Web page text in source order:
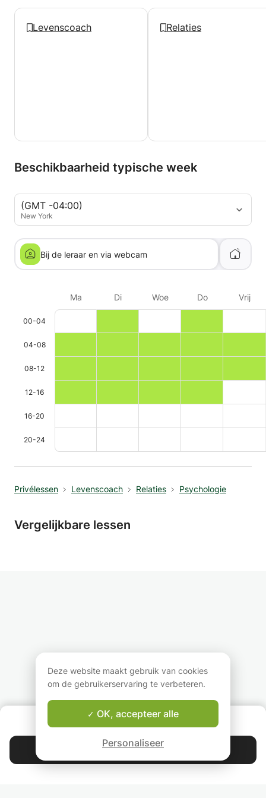
(ILS), een bachelordiploma in sociaal werk van de
en help je zo meer helderheid, veerkracht en welzijn
professionele leven.
Levenscoach Relaties
Beschikbaarheid typische week
(GMT -04:00)
New York
Bij de leraar en via webcam
Ma Di Woe Do Vrij
00-04
04-08
08-12
12-16
16-20
20-24
Privélessen Levenscoach Relaties Psychologie
Vergelijkbare lessen
Good-fit Leraar Garantie
Contacteer Carolin
4.9 44 397
Deze website maakt gebruik van cookies
om de gebruikerservaring te verbeteren.
OK, accepteer alle
Personaliseer